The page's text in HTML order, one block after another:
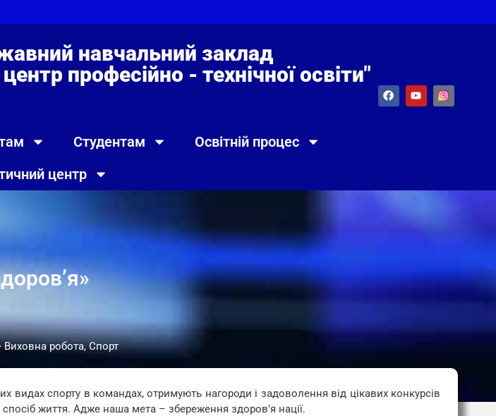
навчальний заклад
професійно - технічної освіти"
Студентам
Освітній процес
центр
Виховна робота, Спорт
видах спорту в командах, отримують нагороди і задоволення від цікавих конкурсів
життя. Адже наша мета – збереження здоров’я нації.